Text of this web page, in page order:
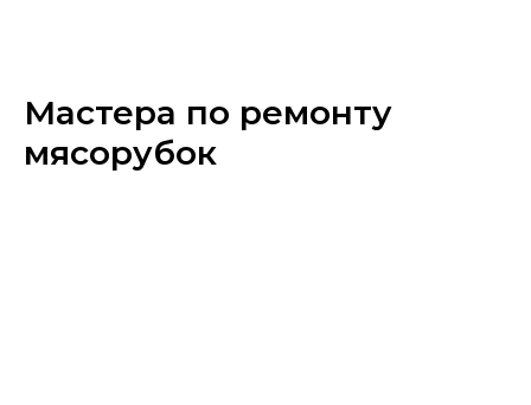
Мастера по ремонту
мясорубок